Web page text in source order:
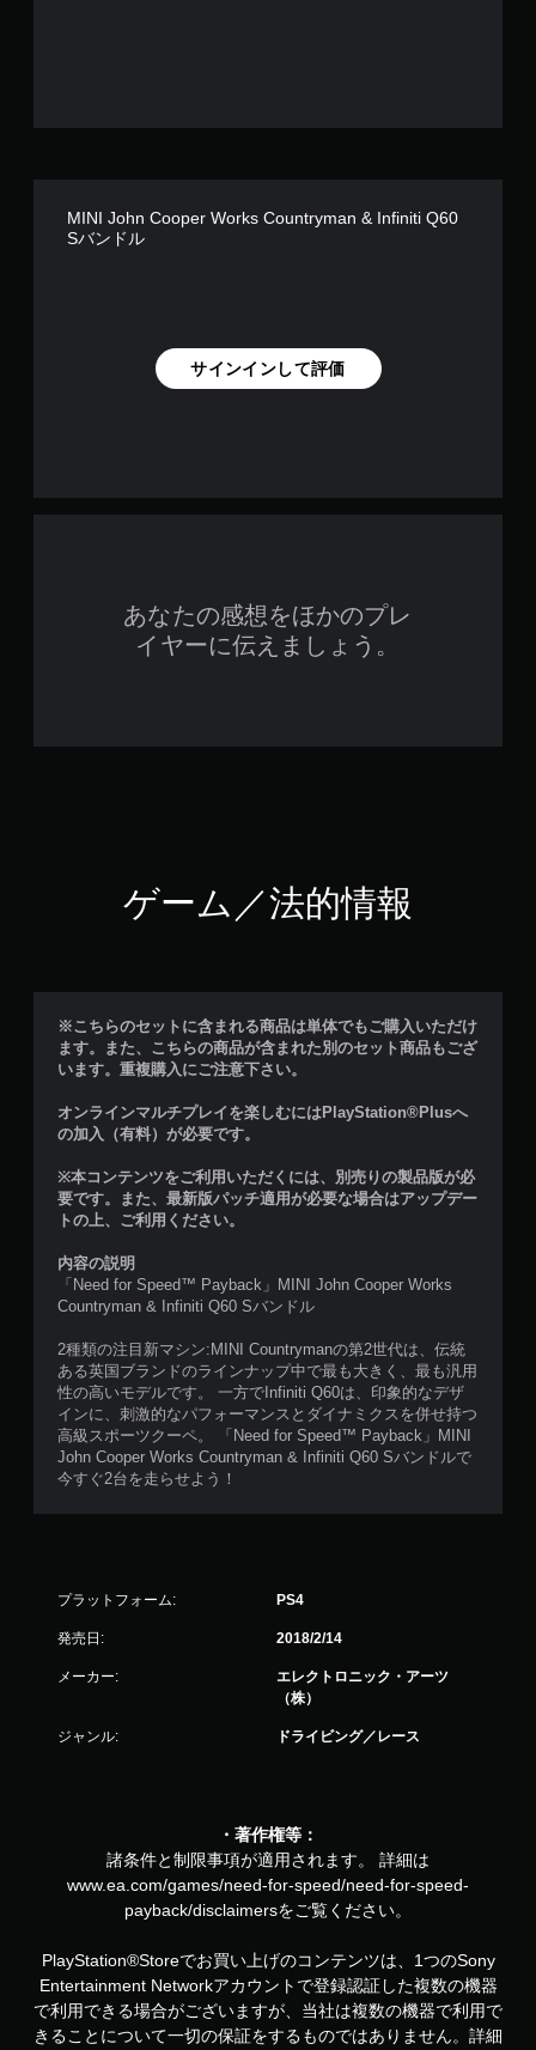
MINI John Cooper Works Countryman & Infiniti Q60
Sバンドル
サインインして評価
あなたの感想をほかのプレ
イヤーに伝えましょう。
ゲーム／法的情報
※こちらのセットに含まれる商品は単体でもご購入いただけ
ます。また、こちらの商品が含まれた別のセット商品もござ
います。重複購入にご注意下さい。
オンラインマルチプレイを楽しむにはPlayStation®Plusへ
の加入（有料）が必要です。
※本コンテンツをご利用いただくには、別売りの製品版が必
要です。また、最新版パッチ適用が必要な場合はアップデー
トの上、ご利用ください。
内容の説明
「Need for Speed™ Payback」MINI John Cooper Works
Countryman & Infiniti Q60 Sバンドル
2種類の注目新マシン:MINI Countrymanの第2世代は、伝統
ある英国ブランドのラインナップ中で最も大きく、最も汎用
性の高いモデルです。 一方でInfiniti Q60は、印象的なデザ
インに、刺激的なパフォーマンスとダイナミクスを併せ持つ
高級スポーツクーペ。 「Need for Speed™ Payback」MINI
John Cooper Works Countryman & Infiniti Q60 Sバンドルで
今すぐ2台を走らせよう！
プラットフォーム: PS4
発売日: 2018/2/14
メーカー:
エレクトロニック・アーツ
（株）
ジャンル: ドライビング／レース
・著作権等：
諸条件と制限事項が適用されます。 詳細は
www.ea.com/games/need-for-speed/need-for-speed-
payback/disclaimersをご覧ください。
PlayStation®Storeでお買い上げのコンテンツは、1つのSony
Entertainment Networkアカウントで登録認証した複数の機器
で利用できる場合がございますが、当社は複数の機器で利用で
きることについて一切の保証をするものではありません。詳細